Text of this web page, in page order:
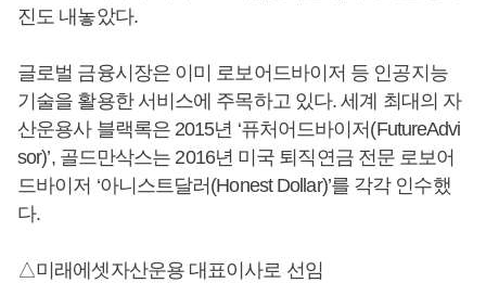
진도 내놓았다.
글로벌 금융시장은 이미 로보어드바이저 등 인공지능
기술을 활용한 서비스에 주목하고 있다. 세계 최대의 자
산운용사 블랙록은 2015년 ‘퓨처어드바이저(FutureAdvi
sor)’, 골드만삭스는 2016년 미국 퇴직연금 전문 로보어
드바이저 ‘아니스트달러(Honest Dollar)’를 각각 인수했
다.
△미래에셋자산운용 대표이사로 선임